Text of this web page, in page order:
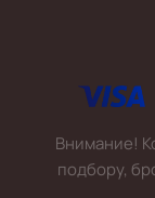
Внимание!
подбору,